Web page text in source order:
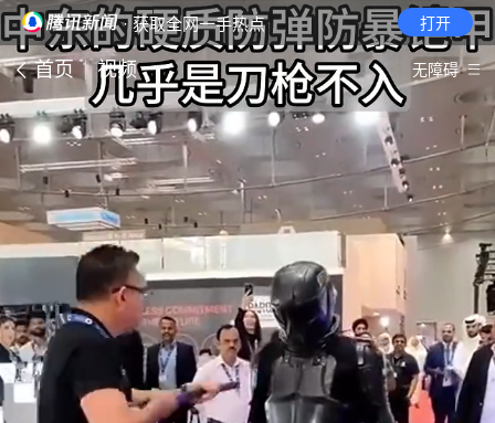
· 获取全网一手热点 打开
首页 视频 无障碍